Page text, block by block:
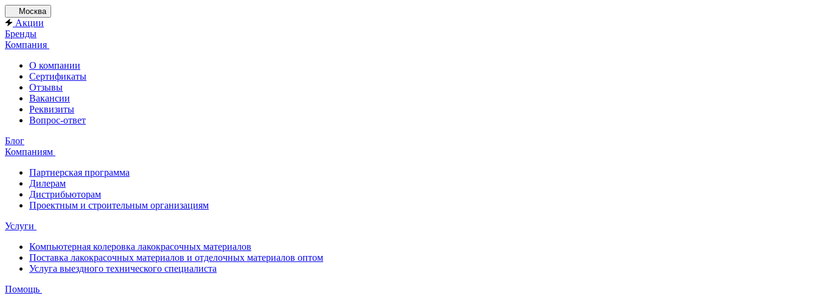
Москва
Акции
Бренды
Компания
О компании
Сертификаты
Отзывы
Вакансии
Реквизиты
Вопрос-ответ
Блог
Компаниям
Партнерская программа
Дилерам
Дистрибьюторам
Проектным и строительным организациям
Услуги
Компьютерная колеровка лакокрасочных материалов
Поставка лакокрасочных материалов и отделочных материалов оптом
Услуга выездного технического специалиста
Помощь